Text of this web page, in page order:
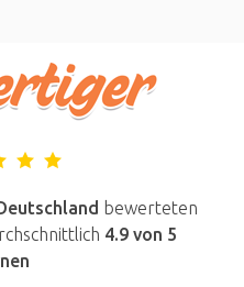
bewerteten
4.9von 5